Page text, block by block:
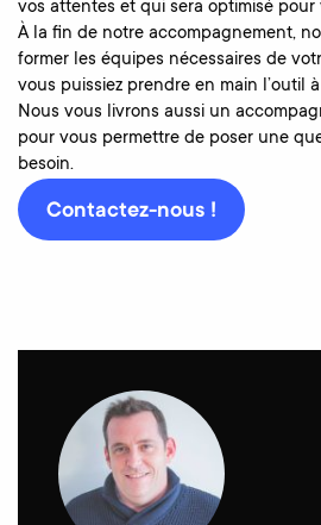
vos attentes et qui sera optimisé pour
À la fin de notre accompagnement,
former les équipes nécessaires de
vous puissiez prendre en main l’outil à
Nous vous livrons aussi un
pour vous permettre de poser une
besoin.
Contactez-nous !